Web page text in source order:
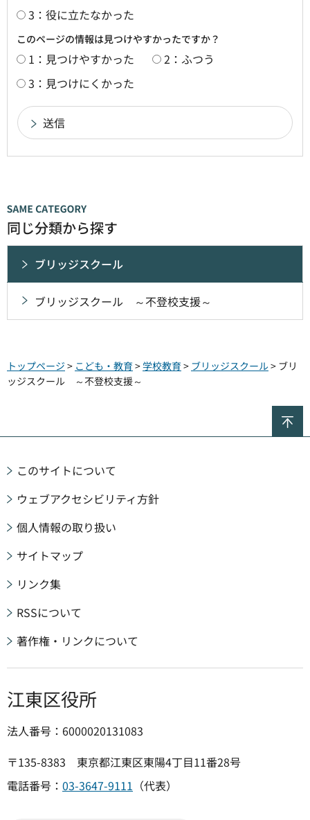
3：役に立たなかった
このページの情報は見つけやすかったですか？
1：見つけやすかった
2：ふつう
3：見つけにくかった
同じ分類から探す
ブリッジスクール
ブリッジスクール ～不登校支援～
トップページ > こども・教育>学校教育> ブリッジスクール> ブリ
ッジスクール ～不登校支援～
このサイトについて
ウェブアクセシビリティ方針
個人情報の取り扱い
サイトマップ
リンク集
RSSについて
著作権・リンクについて
江東区役所
法人番号：6000020131083
〒135-8383 東京都江東区東陽4丁目11番28号
電話番号： 03-3647-9111 （代表）